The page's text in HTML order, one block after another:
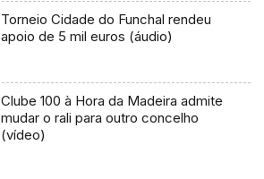
Torneio Cidade do Funchal rendeu
apoio de 5 mil euros (áudio)
Clube 100 à Hora da Madeira admite
mudar o rali para outro concelho
(vídeo)